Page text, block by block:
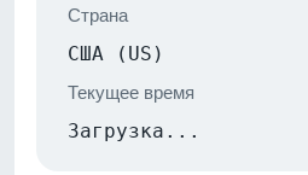
Страна
США (US)
Текущее время
Загрузка...